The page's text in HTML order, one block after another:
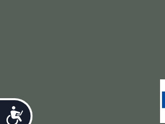
Accesibilidad